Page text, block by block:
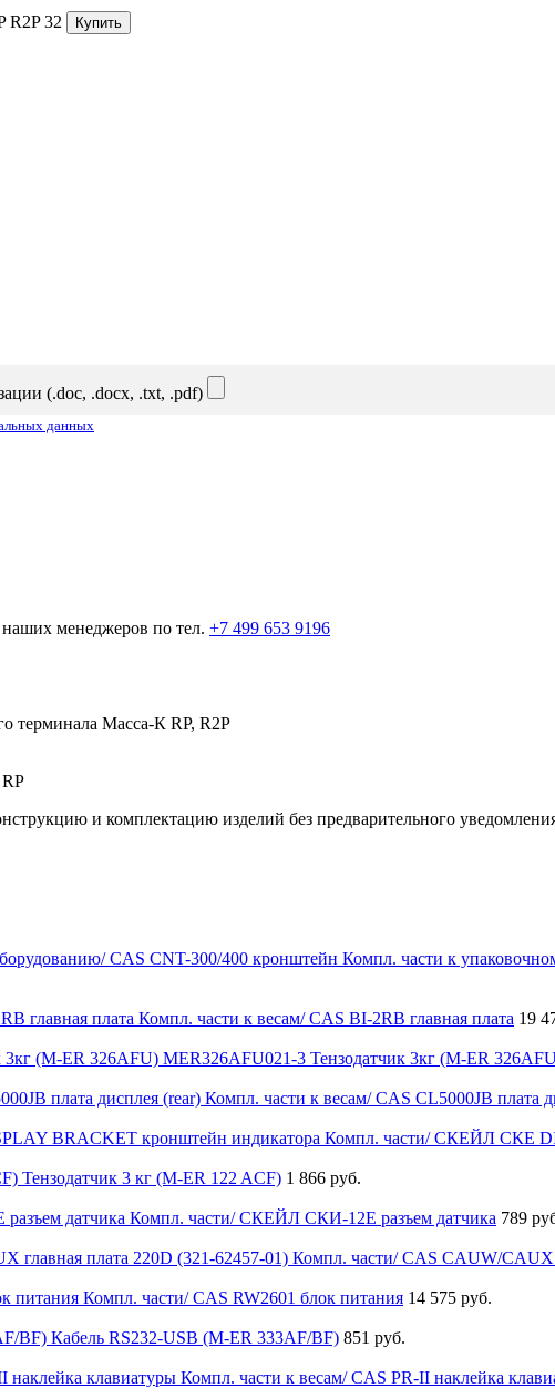
R2P 32
Купить
(.doc, .docx, .txt, .pdf)
данных
менеджеров по тел. +7 499 653 9196
терминала Масса-К RP, R2P
и комплектацию изделий без предварительного
Компл. части к
Компл. части к весам/ CAS BI-2RB главная плата 19
MER326AFU021-3 Тензодатчик 3кг (M-ER
Компл. части к весам/ CAS CL5000JВ плата
Компл. части/ СКЕЙЛ СКЕ
Тензодатчик 3 кг (M-ER 122 ACF) 1 866 руб.
Компл. части/ СКЕЙЛ СКИ-12Е разъем датчика 789
Компл. части/ CAS CAUW/CAUX
Компл. части/ CAS RW2601 блок питания 14 575 руб.
Кабель RS232-USB (M-ER 333AF/BF) 851 руб.
Компл. части к весам/ CAS PR-II наклейка